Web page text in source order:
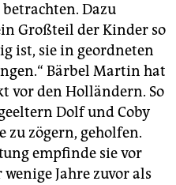
Dazu
Großteil der Kinder so
ist, sie in geordneten
Bärbel Martin hat
vor den Holländern. So
Dolf und Coby
zu zögern, geholfen.
empfinde sie vor
Jahre zuvor als